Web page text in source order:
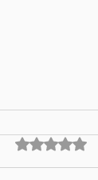
Obtuvo 0